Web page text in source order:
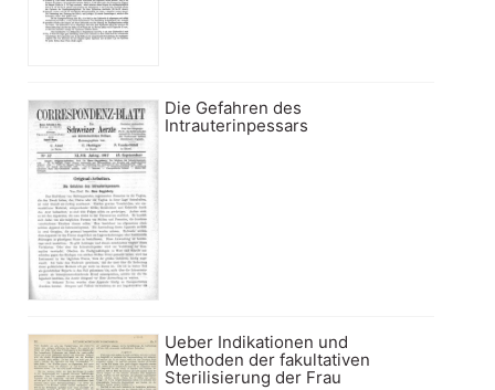
Die Gefahren des
Intrauterinpessars
Ueber Indikationen und
Methoden der fakultativen
Sterilisierung der Frau